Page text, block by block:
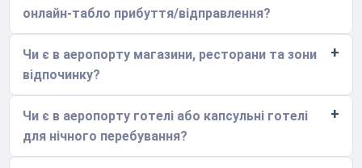
онлайн-табло прибуття/відправлення?
Чи є в аеропорту магазини, ресторани та зони
відпочинку?
Чи є в аеропорту готелі або капсульні готелі
для нічного перебування?